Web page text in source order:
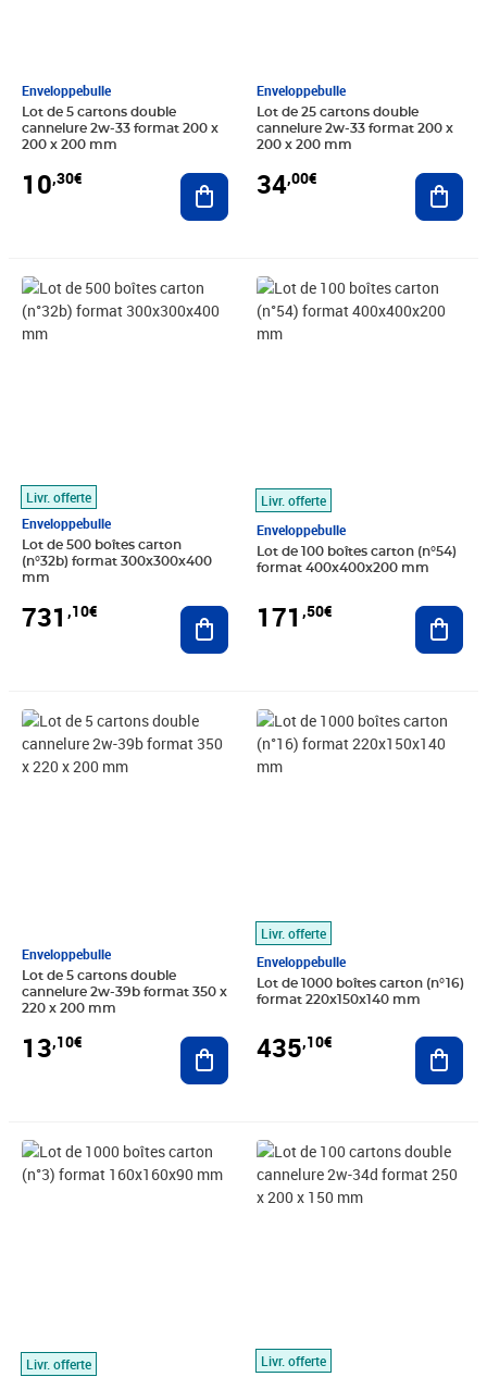
Enveloppebulle
Lot de 5 cartons double
cannelure 2w-33 format 200 x
200 x 200 mm
10,30€ Ajouter au panier
Enveloppebulle
Lot de 25 cartons double
cannelure 2w-33 format 200 x
200 x 200 mm
34,00€
Livr. offerte
Enveloppebulle
Lot de 500 boîtes carton
(n°32b) format 300x300x400
mm
731 ,10€
Prix 731,10€
Ajouter au panier
Livr. offerte
Enveloppebulle
Lot de 100 boîtes carton (n°54)
format 400x400x200 mm
171 ,50€
Prix 171,50€
Enveloppebulle
Lot de 5 cartons double
cannelure 2w-39b format 350 x
220 x 200 mm
13,10€
Prix 13,10€
Ajouter au panier
Livr. offerte
Enveloppebulle
Lot de 1000 boîtes carton (n°16)
format 220x150x140 mm
435,10€
Prix 435,10€
Livr. offerte
Prix 393,30€
Livr. offerte
Prix 101,70€